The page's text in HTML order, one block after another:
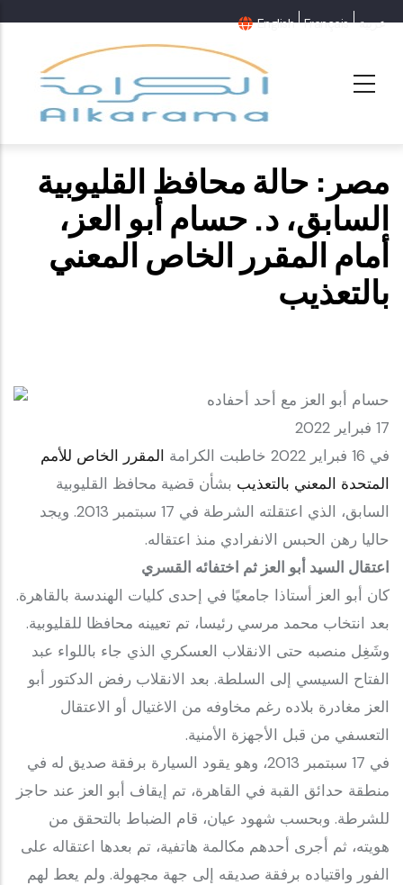
English Français عربية
مصر: حالة محافظ القليوبية
السابق، د. حسام أبو العز،
أمام المقرر الخاص المعني
بالتعذيب
17 فبراير 2022
في 16 فبراير 2022 خاطبت الكرامة
المقرر الخاص للأمم
المتحدة المعني بالتعذيب بشأن قضية محافظ القليوبية
السابق، الذي اعتقلته الشرطة في 17 سبتمبر 2013. ويجد
حاليا رهن الحبس الانفرادي منذ اعتقاله.
اعتقال السيد أبو العز ثم اختفائه القسري
كان أبو العز أستاذا جامعيًا في إحدى كليات الهندسة بالقاهرة.
بعد انتخاب محمد مرسي رئيسا، تم تعيينه محافظا للقليوبية.
وشَغِل منصبه حتى الانقلاب العسكري الذي جاء باللواء عبد
الفتاح السيسي إلى السلطة. بعد الانقلاب رفض الدكتور أبو
العز مغادرة بلاده رغم مخاوفه من الاغتيال أو الاعتقال
التعسفي من قبل الأجهزة الأمنية.
في 17 سبتمبر 2013، وهو يقود السيارة برفقة صديق له في
منطقة حدائق القبة في القاهرة، تم إيقاف أبو العز عند حاجز
للشرطة. وبحسب شهود عيان، قام الضباط بالتحقق من
هويته، ثم أجرى أحدهم مكالمة هاتفية، تم بعدها اعتقاله على
الفور واقتياده برفقة صديقه إلى جهة مجهولة. ولم يعط لهم